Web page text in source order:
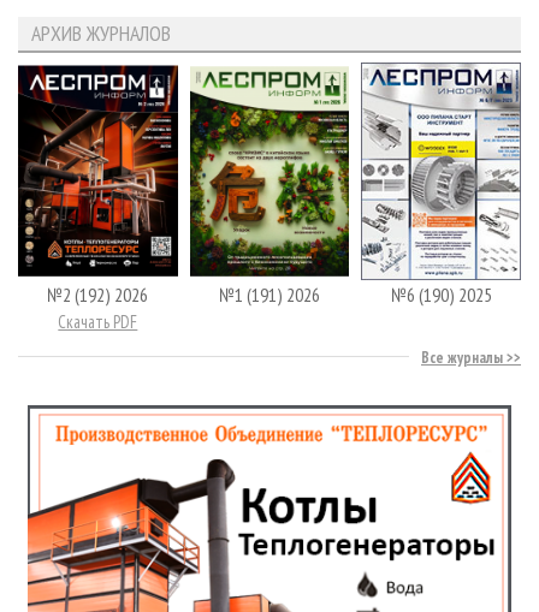
АРХИВ ЖУРНАЛОВ
№2 (192) 2026
Скачать PDF
№1 (191) 2026 №6 (190) 2025
Все журналы